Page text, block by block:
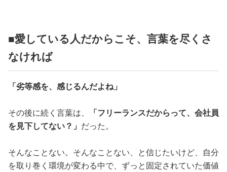
■愛している人だからこそ、言葉を尽くさ
なければ
「劣等感を、感じるんだよね」
その後に続く言葉は、
「フリーランスだからって、会社員
を見下してない？」 だった。
そんなことない。そんなことない、と信じたいけど、自分
を取り巻く環境が変わる中で、ずっと固定されていた価値